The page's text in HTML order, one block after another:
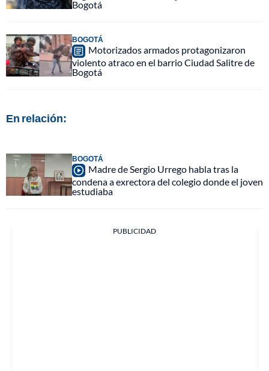
Bogotá
BOGOTÁ
Motorizados armados protagonizaron
violento atraco en el barrio Ciudad Salitre de
Bogotá
En relación:
BOGOTÁ
Madre de Sergio Urrego habla tras la
condena a exrectora del colegio donde el joven
estudiaba
PUBLICIDAD